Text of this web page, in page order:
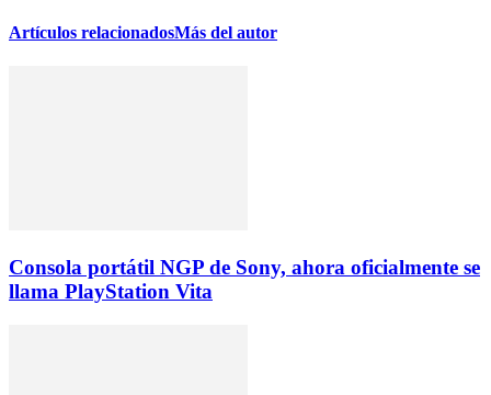
Artículos relacionadosMás del autor
Consola portátil NGP de Sony, ahora oficialmente se
llama PlayStation Vita